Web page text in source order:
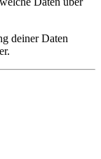
deiner Daten